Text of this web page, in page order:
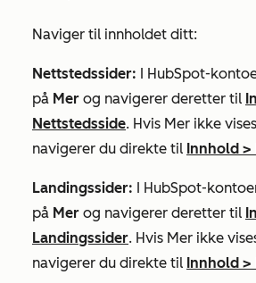
Naviger til innholdet ditt:
Nettstedssider: I HubSpot-
på Mer og navigerer deretter til
Nettstedsside. Hvis Mer ikke
navigerer du direkte til Innhold >
Landingssider: I HubSpot-
på Mer og navigerer deretter til
Landingssider. Hvis Mer ikke
navigerer du direkte til Innhold >